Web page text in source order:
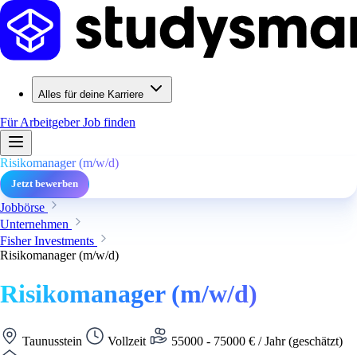
Alles für deine Karriere
Für ArbeitgeberJob finden
Risikomanager (m/w/d)
Jetzt bewerben
Jobbörse
Unternehmen
Fisher Investments
Risikomanager (m/w/d)
Risikomanager (m/w/d)
Taunusstein Vollzeit
55000 - 75000 € / Jahr (geschätzt)